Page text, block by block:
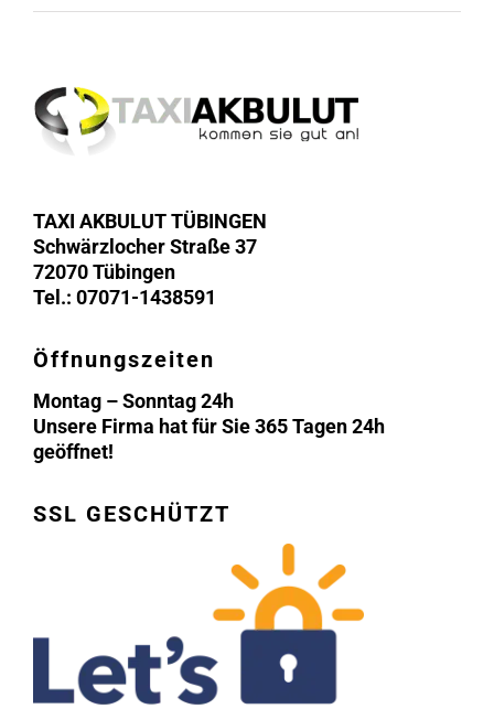
TAXI AKBULUT TÜBINGEN
Schwärzlocher Straße 37
72070 Tübingen
Tel.: 07071-1438591
Öffnungszeiten
Montag – Sonntag 24h
Unsere Firma hat für Sie 365 Tagen 24h
geöffnet!
SSL GESCHÜTZT